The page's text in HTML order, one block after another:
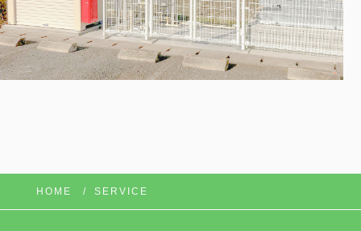
HOME SERVICE